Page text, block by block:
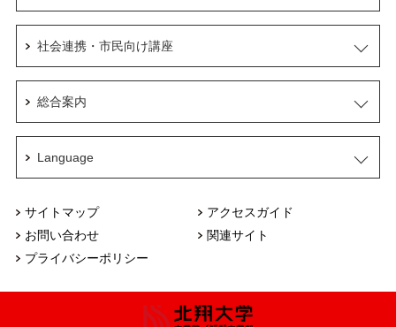
サイトマップ
アクセスガイド
お問い合わせ
関連サイト
プライバシーポリシー
社会連携・市民向け講座
総合案内
Language